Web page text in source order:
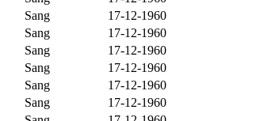
Sang
17-12-1960
Sang
17-12-1960
Sang
17-12-1960
Sang
17-12-1960
Sang
17-12-1960
Sang
17-12-1960